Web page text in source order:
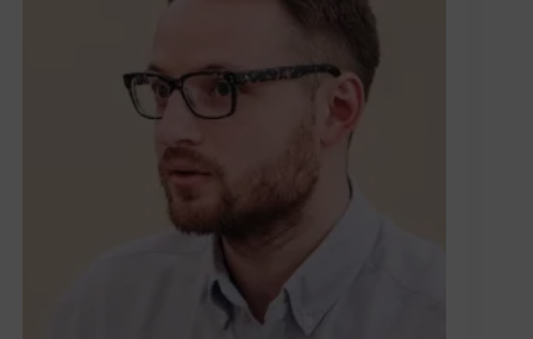
Entretien
avec
Dario
Battistella